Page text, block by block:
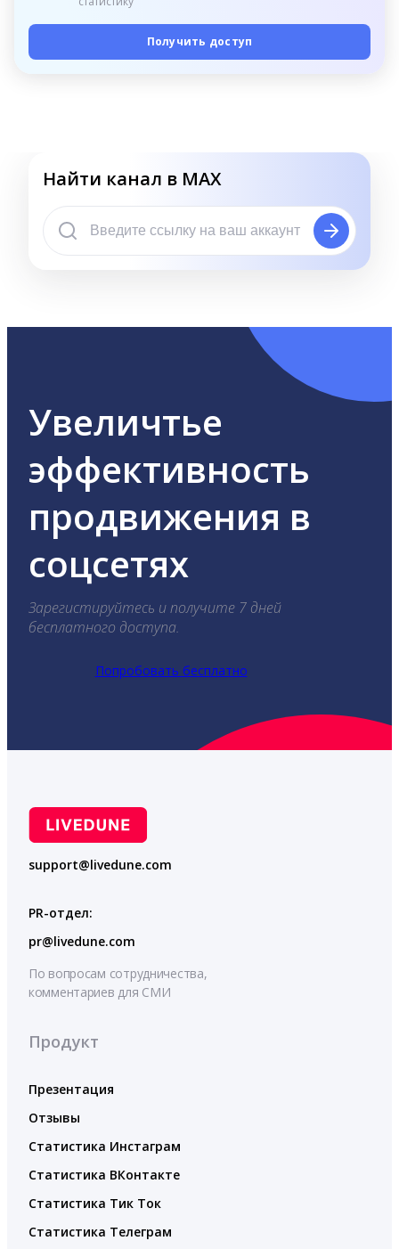
Получить доступ
Найти канал в MAX
Увеличтье
эффективность
продвижения в
соцсетях
Зарегистируйтесь и получите 7 дней
бесплатного доступа.
Попробовать бесплатно
support@livedune.com
PR-отдел:
pr@livedune.com
По вопросам сотрудничества,
комментариев для СМИ
Продукт
Презентация
Отзывы
Статистика Инстаграм
Статистика ВКонтакте
Статистика Тик Ток
Статистика Телеграм